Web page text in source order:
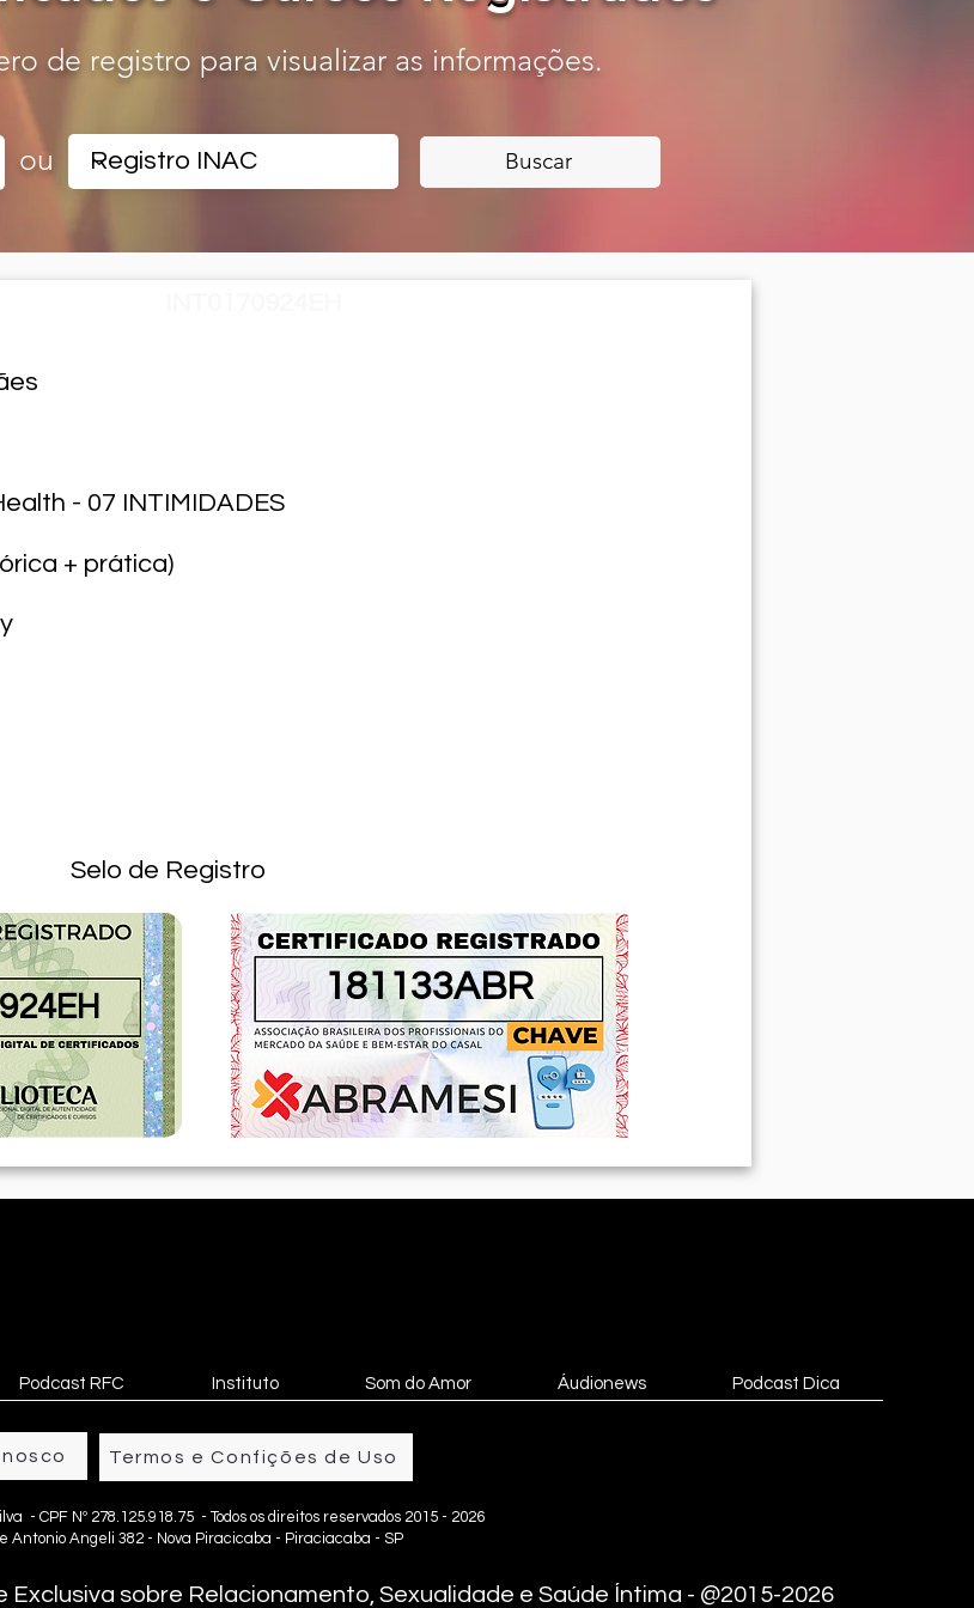
de registro para visualizar as informações.
ou Buscar
- 07 INTIMIDADES
+ prática)
Selo de Registro
181133ABR
Podcast RFC Instituto Som do Amor Áudionews Podcast Dica
Termos e Confições de Uso
- CPF Nº 278.125.918.75 - Todos os direitos reservados 2015 - 2026
Antonio Angeli 382 - Nova Piracicaba - Piraciacaba - SP
sobre Relacionamento, Sexualidade e Saúde Íntima - @2015-2026